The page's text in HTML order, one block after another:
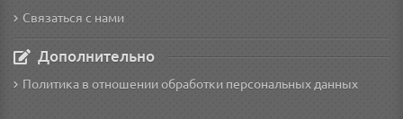
Связаться с нами
Дополнительно
Политика в отношении обработки персональных данных